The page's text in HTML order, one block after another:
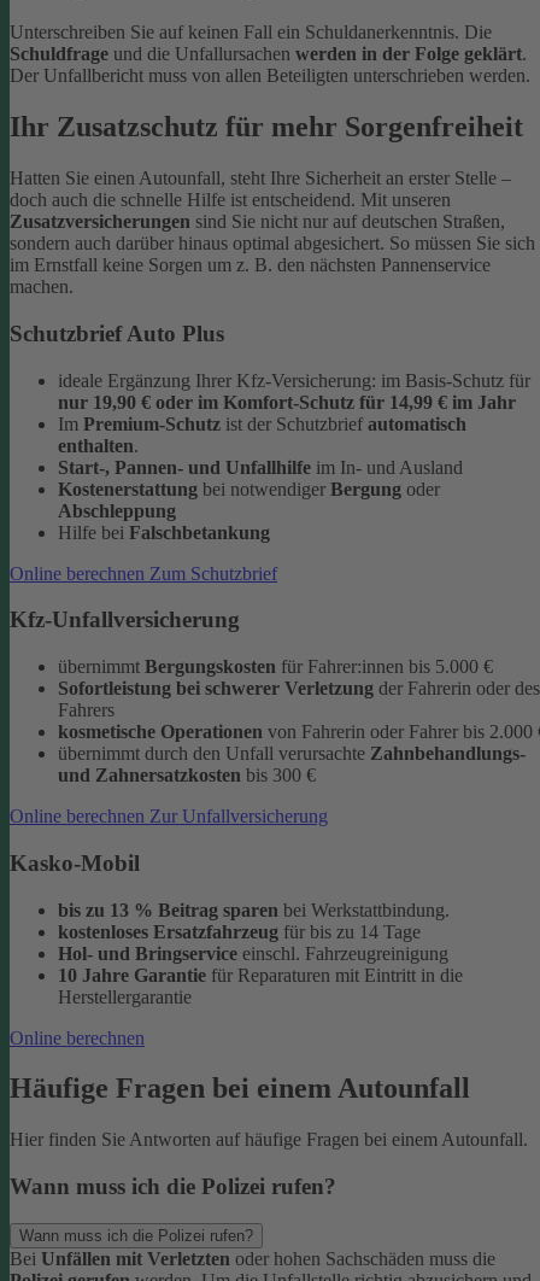
Unterschreiben Sie auf keinen Fall ein Schuldanerkenntnis. Die
Schuldfrage und die Unfallursachen werden in der Folge geklärt.
Der Unfallbericht muss von allen Beteiligten unterschrieben werden.
Ihr Zusatzschutz für mehr Sorgenfreiheit
Hatten Sie einen Autounfall, steht Ihre Sicherheit an erster Stelle –
doch auch die schnelle Hilfe ist entscheidend. Mit unseren
Zusatzversicherungen sind Sie nicht nur auf deutschen Straßen,
sondern auch darüber hinaus optimal abgesichert. So müssen Sie sich
im Ernstfall keine Sorgen um z. B. den nächsten Pannenservice
machen.
Schutzbrief Auto Plus
ideale Ergänzung Ihrer Kfz-Versicherung: im Basis-Schutz für
nur 19,90 € oder im Komfort-Schutz für 14,99 € im Jahr
Im Premium-Schutz ist der Schutzbrief automatisch
enthalten.
Start-, Pannen- und Unfallhilfe im In- und Ausland
Kostenerstattung bei notwendiger Bergung oder
Abschleppung
Hilfe bei Falschbetankung
Online berechnen Zum Schutzbrief
Kfz-Unfallversicherung
übernimmt Bergungskosten für Fahrer:innen bis 5.000 €
Sofortleistung bei schwerer Verletzung der Fahrerin oder des
Fahrers
kosmetische Operationen von Fahrerin oder Fahrer bis 2.000
übernimmt durch den Unfall verursachte Zahnbehandlungs-
und Zahnersatzkosten bis 300 €
Online berechnen Zur Unfallversicherung
Kasko-Mobil
bis zu 13 % Beitrag sparen bei Werkstattbindung.
kostenloses Ersatzfahrzeug für bis zu 14 Tage
Hol- und Bringservice einschl. Fahrzeugreinigung
10 Jahre Garantie für Reparaturen mit Eintritt in die
Herstellergarantie
Online berechnen
Häufige Fragen bei einem Autounfall
Hier finden Sie Antworten auf häufige Fragen bei einem Autounfall.
Wann muss ich die Polizei rufen?
Wann muss ich die Polizei rufen?
Bei Unfällen mit Verletzten oder hohen Sachschäden muss die